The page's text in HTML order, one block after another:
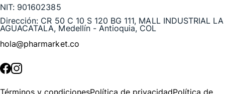
NIT: 901602385
Dirección: CR 50 C 10 S 120 BG 111, MALL INDUSTRIAL LA
AGUACATALA, Medellín - Antioquia, COL
hola@pharmarket.co
Términos y condicionesPolítica de privacidadPolítica de